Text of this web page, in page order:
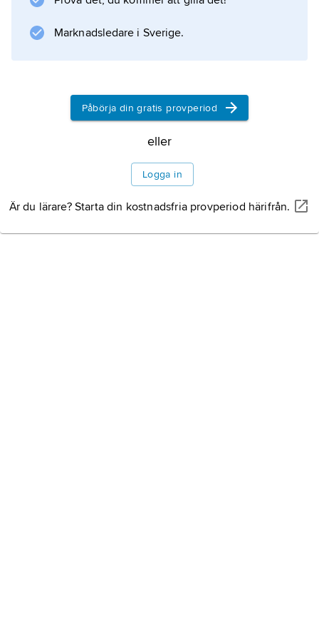
Marknadsledare i Sverige.
Påbörja din gratis provperiod
eller
Logga in
Är du lärare? Starta din kostnadsfria provperiod härifrån.